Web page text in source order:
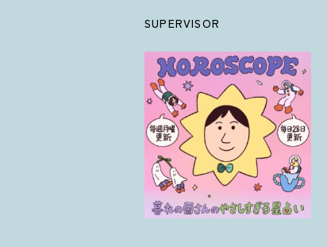
SUPERVISOR